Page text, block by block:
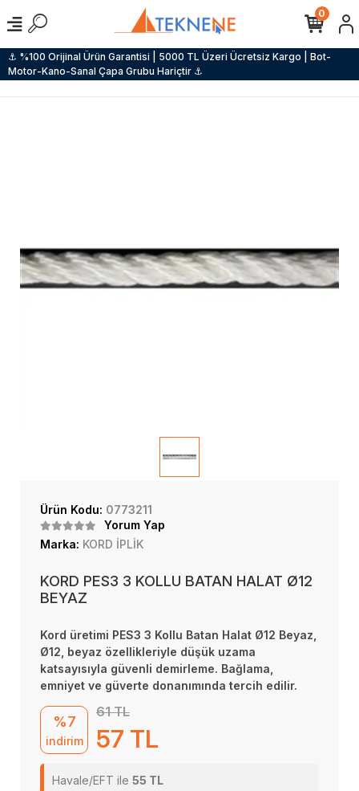
⚓ %100 Orijinal Ürün Garantisi | 5000 TL Üzeri Ücretsiz Kargo | Bot-
Motor-Kano-Sanal Çapa Grubu Hariçtir ⚓
0
Ürün Kodu: 0773211
Yorum Yap
Marka: KORD İPLİK
KORD PES3 3 KOLLU BATAN HALAT Ø12
BEYAZ
Kord üretimi PES3 3 Kollu Batan Halat Ø12 Beyaz,
Ø12, beyaz özellikleriyle düşük uzama
katsayısıyla güvenli demirleme. Bağlama,
emniyet ve güverte donanımında tercih edilir.
%7
indirim
61 TL
57 TL
Havale/EFT ile 55 TL